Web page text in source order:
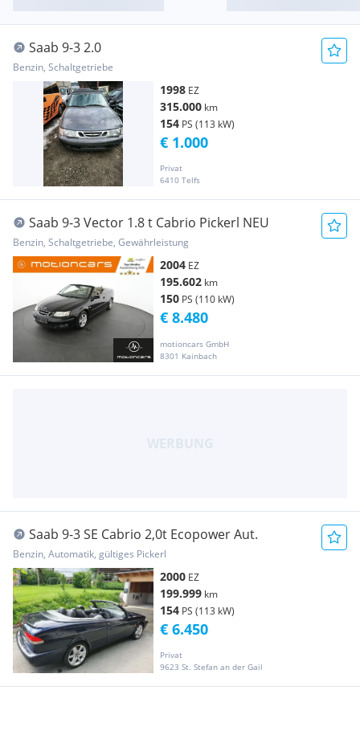
Saab 9-3 2.0
Benzin, Schaltgetriebe
1998 EZ
315.000 km
154 PS (113 kW)
Privat
6410 Telfs
€ 1.000
Saab 9-3 Vector 1.8 t Cabrio Pickerl NEU
Benzin, Schaltgetriebe, Gewährleistung
2004 EZ
195.602 km
150 PS (110 kW)
motioncars GmbH
8301 Kainbach
€ 8.480
Saab 9-3 SE Cabrio 2,0t Ecopower Aut.
Benzin, Automatik, gültiges Pickerl
2000 EZ
199.999 km
154 PS (113 kW)
Privat
9623 St. Stefan an der Gail
€ 6.450